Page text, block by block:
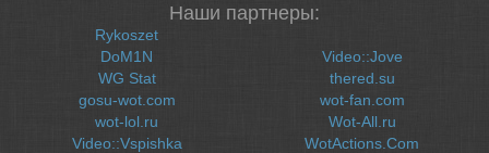
Наши партнеры:
Rykoszet
DoM1N
WG Stat
gosu-wot.com
wot-lol.ru
Video::Vspishka
Video::Jove
thered.su
wot-fan.com
Wot-All.ru
WotActions.Com